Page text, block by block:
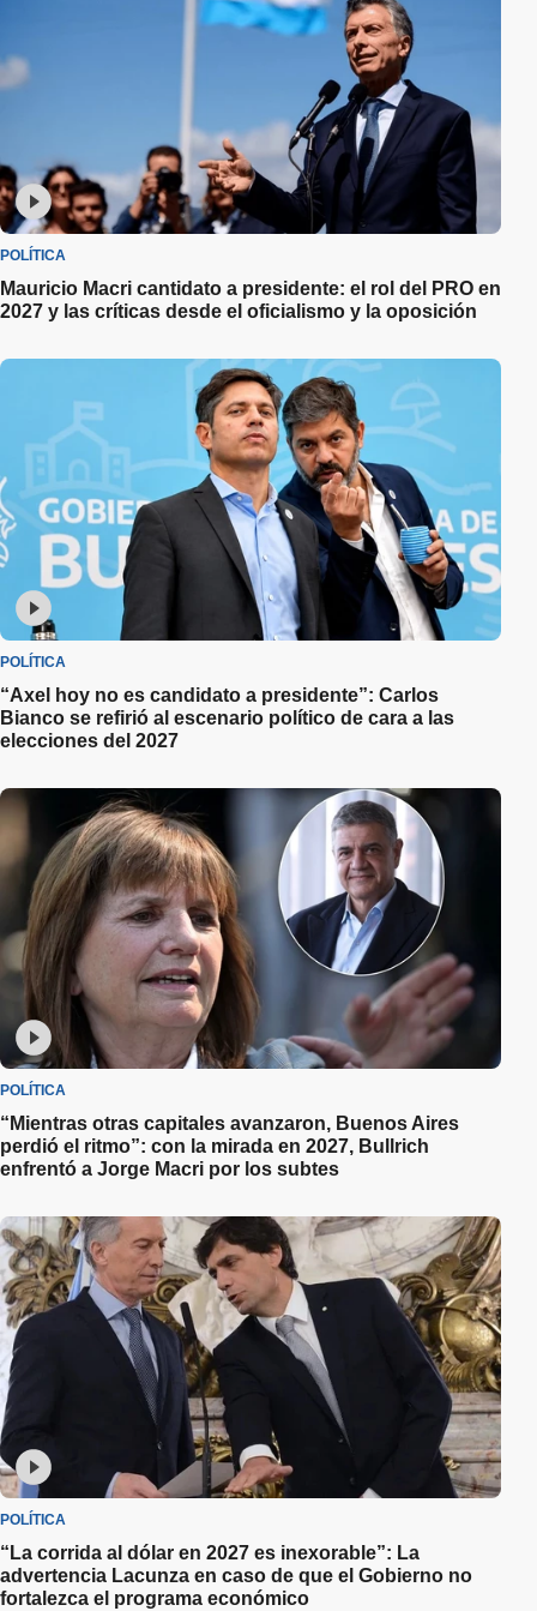
POLÍTICA
Mauricio Macri cantidato a presidente: el rol del PRO en
2027 y las críticas desde el oficialismo y la oposición
POLÍTICA
“Axel hoy no es candidato a presidente”: Carlos
Bianco se refirió al escenario político de cara a las
elecciones del 2027
POLÍTICA
“Mientras otras capitales avanzaron, Buenos Aires
perdió el ritmo”: con la mirada en 2027, Bullrich
enfrentó a Jorge Macri por los subtes
POLÍTICA
“La corrida al dólar en 2027 es inexorable”: La
advertencia Lacunza en caso de que el Gobierno no
fortalezca el programa económico